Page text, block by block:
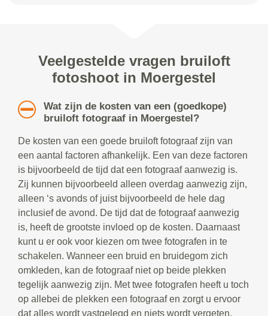
Veelgestelde vragen bruiloft
fotoshoot in Moergestel
Wat zijn de kosten van een (goedkope)
bruiloft fotograaf in Moergestel?
De kosten van een goede bruiloft fotograaf zijn van
een aantal factoren afhankelijk. Een van deze factoren
is bijvoorbeeld de tijd dat een fotograaf aanwezig is.
Zij kunnen bijvoorbeeld alleen overdag aanwezig zijn,
alleen ‘s avonds of juist bijvoorbeeld de hele dag
inclusief de avond. De tijd dat de fotograaf aanwezig
is, heeft de grootste invloed op de kosten. Daarnaast
kunt u er ook voor kiezen om twee fotografen in te
schakelen. Wanneer een bruid en bruidegom zich
omkleden, kan de fotograaf niet op beide plekken
tegelijk aanwezig zijn. Met twee fotografen heeft u toch
op allebei de plekken een fotograaf en zorgt u ervoor
dat alles wordt vastgelegd en niets wordt vergeten.